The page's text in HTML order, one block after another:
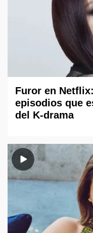
Furor en
episodios que
del K-drama